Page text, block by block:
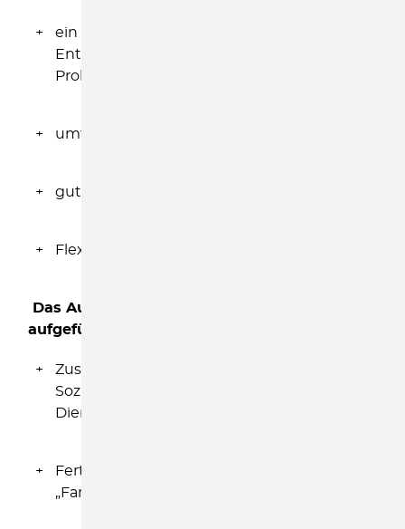
ein hohes Maß an Flexibilität, Teamfähigkeit,
Entscheidungs- und
Problemlösungskompetenz
umfassende soziale Kompetenz
gute PC-Kenntnisse
Flexibilität in der Arbeitszeitgestaltung
Das Aufgabengebiet umfasst nachfolgend
aufgeführte Arbeitsinhalte
Zusammenarbeit mit dem Allgemeinen
Sozialen Dienst und dem Aufsuchenden
Dienst/ Gehstruktur
Fertigkeiten und Erfahrung im Berufsfeld
„Familienhilfe“